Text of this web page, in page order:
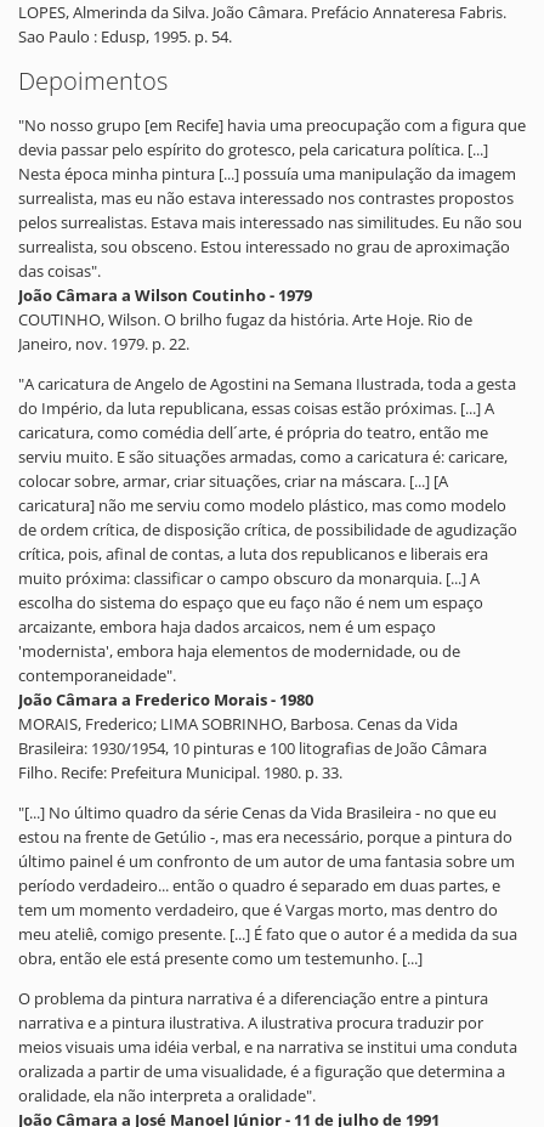
LOPES, Almerinda da Silva. João Câmara. Prefácio Annateresa Fabris.
Sao Paulo : Edusp, 1995. p. 54.
Depoimentos
"No nosso grupo [em Recife] havia uma preocupação com a figura que
devia passar pelo espírito do grotesco, pela caricatura política. [...]
Nesta época minha pintura [...] possuía uma manipulação da imagem
surrealista, mas eu não estava interessado nos contrastes propostos
pelos surrealistas. Estava mais interessado nas similitudes. Eu não sou
surrealista, sou obsceno. Estou interessado no grau de aproximação
das coisas".
João Câmara a Wilson Coutinho - 1979
COUTINHO, Wilson. O brilho fugaz da história. Arte Hoje. Rio de
Janeiro, nov. 1979. p. 22.
"A caricatura de Angelo de Agostini na Semana Ilustrada, toda a gesta
do Império, da luta republicana, essas coisas estão próximas. [...] A
caricatura, como comédia dell´arte, é própria do teatro, então me
serviu muito. E são situações armadas, como a caricatura é: caricare,
colocar sobre, armar, criar situações, criar na máscara. [...] [A
caricatura] não me serviu como modelo plástico, mas como modelo
de ordem crítica, de disposição crítica, de possibilidade de agudização
crítica, pois, afinal de contas, a luta dos republicanos e liberais era
muito próxima: classificar o campo obscuro da monarquia. [...] A
escolha do sistema do espaço que eu faço não é nem um espaço
arcaizante, embora haja dados arcaicos, nem é um espaço
'modernista', embora haja elementos de modernidade, ou de
contemporaneidade".
João Câmara a Frederico Morais - 1980
MORAIS, Frederico; LIMA SOBRINHO, Barbosa. Cenas da Vida
Brasileira: 1930/1954, 10 pinturas e 100 litografias de João Câmara
Filho. Recife: Prefeitura Municipal. 1980. p. 33.
"[...] No último quadro da série Cenas da Vida Brasileira - no que eu
estou na frente de Getúlio -, mas era necessário, porque a pintura do
último painel é um confronto de um autor de uma fantasia sobre um
período verdadeiro... então o quadro é separado em duas partes, e
tem um momento verdadeiro, que é Vargas morto, mas dentro do
meu ateliê, comigo presente. [...] É fato que o autor é a medida da sua
obra, então ele está presente como um testemunho. [...]
O problema da pintura narrativa é a diferenciação entre a pintura
narrativa e a pintura ilustrativa. A ilustrativa procura traduzir por
meios visuais uma idéia verbal, e na narrativa se institui uma conduta
oralizada a partir de uma visualidade, é a figuração que determina a
oralidade, ela não interpreta a oralidade".
João Câmara a José Manoel Júnior - 11 de julho de 1991